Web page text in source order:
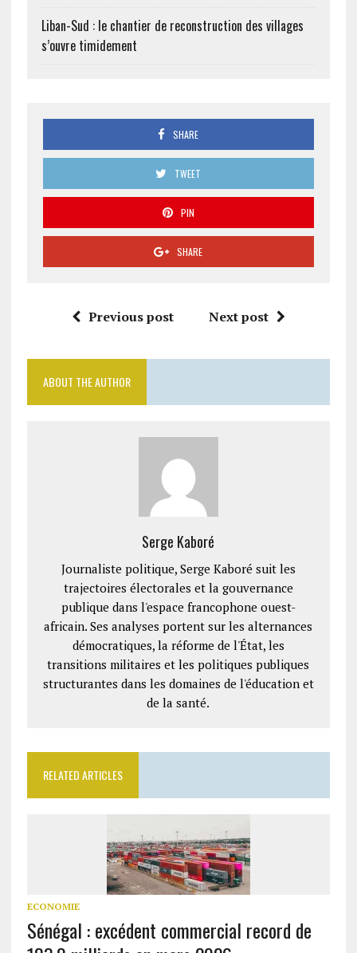
Liban-Sud : le chantier de reconstruction des villages
s’ouvre timidement
SHARE
TWEET
PIN
SHARE
Previous post Next post
ABOUT THE AUTHOR
Serge Kaboré
Journaliste politique, Serge Kaboré suit les
trajectoires électorales et la gouvernance
publique dans l'espace francophone ouest-
africain. Ses analyses portent sur les alternances
démocratiques, la réforme de l'État, les
transitions militaires et les politiques publiques
structurantes dans les domaines de l'éducation et
de la santé.
RELATED ARTICLES
ECONOMIE
Sénégal : excédent commercial record de